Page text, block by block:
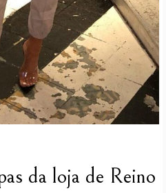
da loja de Reino